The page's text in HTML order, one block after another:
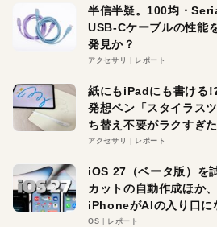
半信半疑。100均・
USB-Cケーブルの性能
発見か？
アクセサリ レポート
紙にもiPadにも書ける
発想ペン「スタイラス
ち替え不要がラクすぎた
アクセサリ レポート
iOS 27（ベータ版）を
カットの自動作成ほか
iPhoneがAIの入り口に
OS レポート